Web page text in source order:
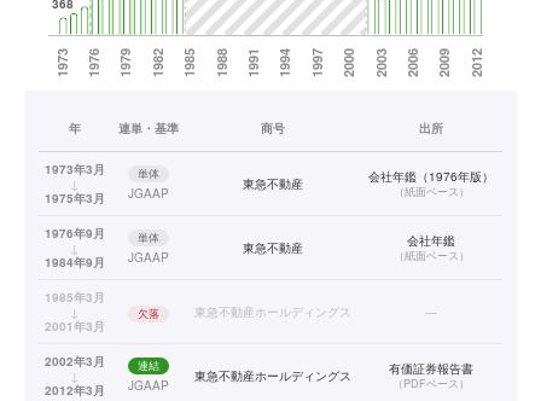
年 連単・基準 商号 出所
1973年3月
↓
1975年3月
単体
JGAAP
東急不動産 会社年鑑（1976年版）
（紙面ベース）
1976年9月
↓
1984年9月
単体
JGAAP
東急不動産 会社年鑑
（紙面ベース）
1985年3月
↓
2001年3月
欠落 東急不動産ホールディングス —
2002年3月
↓
2012年3月
連結
JGAAP
東急不動産ホールディングス 有価証券報告書
（PDFベース）